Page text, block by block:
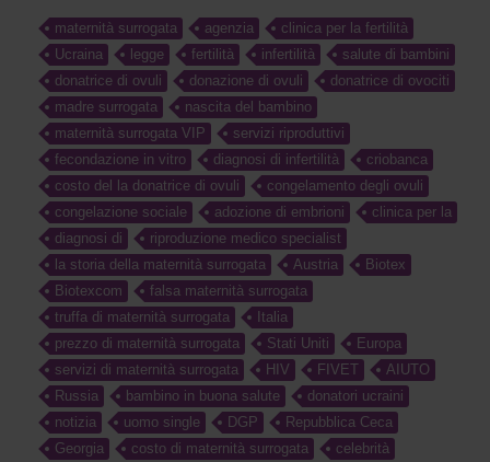
maternità surrogata agenzia
clinica per la fertilità
Ucraina
legge fertilità infertilità
salute di bambini
donatrice di ovuli
donazione di ovuli
donatrice di ovociti
madre surrogata
nascita del bambino
maternità surrogata VIP
servizi riproduttivi
fecondazione in vitro
diagnosi di infertilità
criobanca
costo del la donatrice di ovuli
congelamento degli ovuli
congelazione sociale
adozione di embrioni
clinica per la
diagnosi di
riproduzione medico specialist
la storia della maternità surrogata
Austria
Biotex
Biotexcom
falsa maternità surrogata
truffa di maternità surrogata
Italia
prezzo di maternità surrogata
Stati Uniti
Europa
servizi di maternità surrogata
HIV FIVET
AIUTO
Russia
bambino in buona salute
donatori ucraini
notizia
uomo single DGP
Repubblica Ceca
Georgia
costo di maternità surrogata
celebrità